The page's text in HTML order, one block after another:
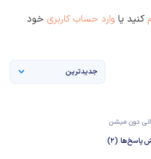
کنید یا وارد حساب کاربری خود
جدیدترین
دون میشن
پاسخ‌ها (2)